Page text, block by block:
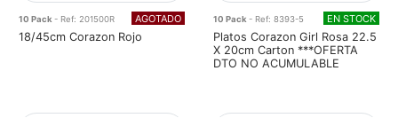
10 Pack- Ref: 201500R AGOTADO
18/45cm Corazon Rojo
10 Pack- Ref: 8393-5 EN STOCK
Platos Corazon Girl Rosa 22.5
X 20cm Carton ***OFERTA
DTO NO ACUMULABLE